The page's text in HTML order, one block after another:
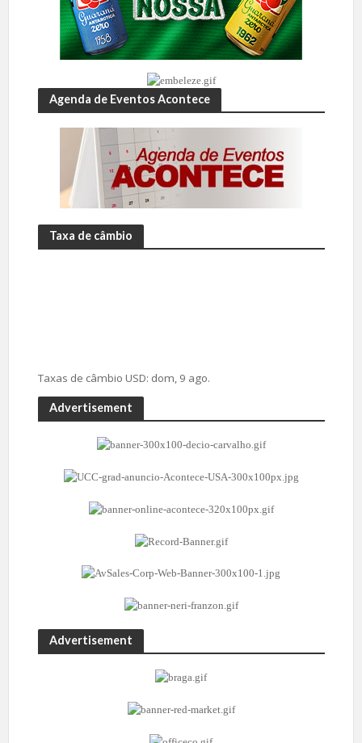
Agenda de Eventos Acontece
Taxa de câmbio
Taxas de câmbio USD: dom, 9 ago.
Advertisement
Advertisement